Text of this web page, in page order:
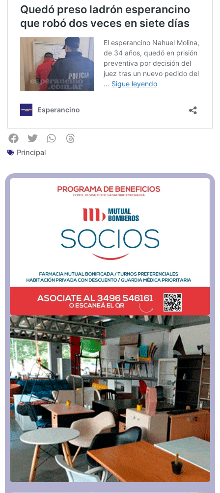
Principal